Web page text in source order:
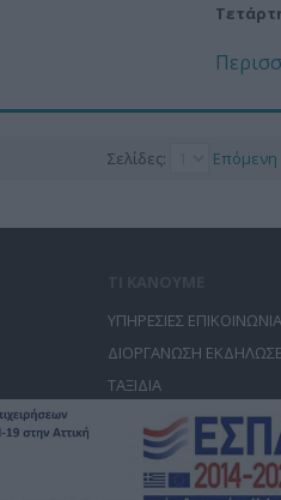
Σελίδες: Επόμενη
ΥΠΗΡΕΣΙΕΣ
ΔΙΟΡΓΑΝΩΣΗ
ΤΑΞΙΔΙΑ
ΣΥΝΕΔΡΙΑ
- Οργάνωση Εκδηλώσεων - Ταξίδια